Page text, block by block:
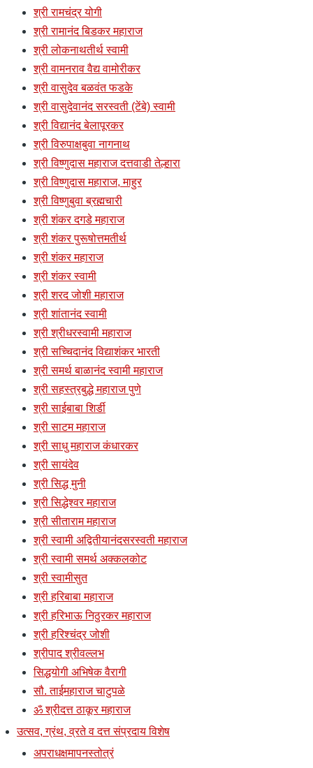
श्री रामचंद्र योगी
श्री रामानंद बिडकर महाराज
श्री लोकनाथतीर्थ स्वामी
श्री वामनराव वैद्य वामोरीकर
श्री वासुदेव बळवंत फडके
श्री वासुदेवानंद सरस्वती (टेंबे) स्वामी
श्री विद्यानंद बेलापूरकर
श्री विरुपाक्षबुवा नागनाथ
श्री विष्णुदास महाराज दत्तवाडी तेल्हारा
श्री विष्णुदास महाराज, माहुर
श्री विष्णुबुवा ब्रह्मचारी
श्री शंकर दगडे महाराज
श्री शंकर पुरूषोत्तमतीर्थ
श्री शंकर महाराज
श्री शंकर स्वामी
श्री शरद जोशी महाराज
श्री शांतानंद स्वामी
श्री श्रीधरस्वामी महाराज
श्री सच्चिदानंद विद्याशंकर भारती
श्री समर्थ बाळानंद स्वामी महाराज
श्री सहस्त्रबुद्धे महाराज पुणे
श्री साईबाबा शिर्डी
श्री साटम महाराज
श्री साधु महाराज कंधारकर
श्री सायंदेव
श्री सिद्ध मुनी
श्री सिद्धेश्वर महाराज
श्री सीताराम महाराज
श्री स्वामी अद्वितीयानंदसरस्वती महाराज
श्री स्वामी समर्थ अक्कलकोट
श्री स्वामीसुत
श्री हरिबाबा महाराज
श्री हरिभाऊ निठुरकर महाराज
श्री हरिश्चंद्र जोशी
श्रीपाद श्रीवल्लभ
सिद्धयोगी अभिषेक वैरागी
सौ. ताईमहाराज चाटुपळे
ॐ श्रीदत्त ठाकूर महाराज
उत्सव, ग्रंथ, व्रते व दत्त संप्रदाय विशेष
अपराधक्षमापनस्तोत्रं